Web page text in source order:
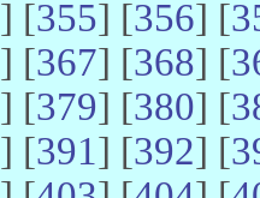
] [355] [356] [
] [367] [368] [
] [379] [380] [
] [391] [392] [